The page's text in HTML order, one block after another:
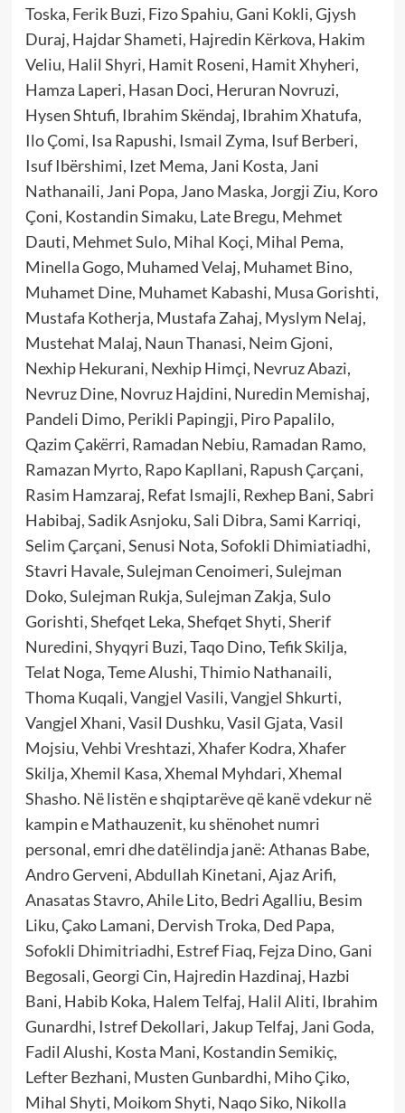
Toska, Ferik Buzi, Fizo Spahiu, Gani Kokli, Gjysh
Duraj, Hajdar Shameti, Hajredin Kërkova, Hakim
Veliu, Halil Shyri, Hamit Roseni, Hamit Xhyheri,
Hamza Laperi, Hasan Doci, Heruran Novruzi,
Hysen Shtufi, Ibrahim Skëndaj, Ibrahim Xhatufa,
Ilo Çomi, Isa Rapushi, Ismail Zyma, Isuf Berberi,
Isuf Ibërshimi, Izet Mema, Jani Kosta, Jani
Nathanaili, Jani Popa, Jano Maska, Jorgji Ziu, Koro
Çoni, Kostandin Simaku, Late Bregu, Mehmet
Dauti, Mehmet Sulo, Mihal Koçi, Mihal Pema,
Minella Gogo, Muhamed Velaj, Muhamet Bino,
Muhamet Dine, Muhamet Kabashi, Musa Gorishti,
Mustafa Kotherja, Mustafa Zahaj, Myslym Nelaj,
Mustehat Malaj, Naun Thanasi, Neim Gjoni,
Nexhip Hekurani, Nexhip Himçi, Nevruz Abazi,
Nevruz Dine, Novruz Hajdini, Nuredin Memishaj,
Pandeli Dimo, Perikli Papingji, Piro Papalilo,
Qazim Çakërri, Ramadan Nebiu, Ramadan Ramo,
Ramazan Myrto, Rapo Kapllani, Rapush Çarçani,
Rasim Hamzaraj, Refat Ismajli, Rexhep Bani, Sabri
Habibaj, Sadik Asnjoku, Sali Dibra, Sami Karriqi,
Selim Çarçani, Senusi Nota, Sofokli Dhimiatiadhi,
Stavri Havale, Sulejman Cenoimeri, Sulejman
Doko, Sulejman Rukja, Sulejman Zakja, Sulo
Gorishti, Shefqet Leka, Shefqet Shyti, Sherif
Nuredini, Shyqyri Buzi, Taqo Dino, Tefik Skilja,
Telat Noga, Teme Alushi, Thimio Nathanaili,
Thoma Kuqali, Vangjel Vasili, Vangjel Shkurti,
Vangjel Xhani, Vasil Dushku, Vasil Gjata, Vasil
Mojsiu, Vehbi Vreshtazi, Xhafer Kodra, Xhafer
Skilja, Xhemil Kasa, Xhemal Myhdari, Xhemal
Shasho. Në listën e shqiptarëve që kanë vdekur në
kampin e Mathauzenit, ku shënohet numri
personal, emri dhe datëlindja janë: Athanas Babe,
Andro Gerveni, Abdullah Kinetani, Ajaz Arifi,
Anasatas Stavro, Ahile Lito, Bedri Agalliu, Besim
Liku, Çako Lamani, Dervish Troka, Ded Papa,
Sofokli Dhimitriadhi, Estref Fiaq, Fejza Dino, Gani
Begosali, Georgi Cin, Hajredin Hazdinaj, Hazbi
Bani, Habib Koka, Halem Telfaj, Halil Aliti, Ibrahim
Gunardhi, Istref Dekollari, Jakup Telfaj, Jani Goda,
Fadil Alushi, Kosta Mani, Kostandin Semikiç,
Lefter Bezhani, Musten Gunbardhi, Miho Çiko,
Mihal Shyti, Moikom Shyti, Naqo Siko, Nikolla